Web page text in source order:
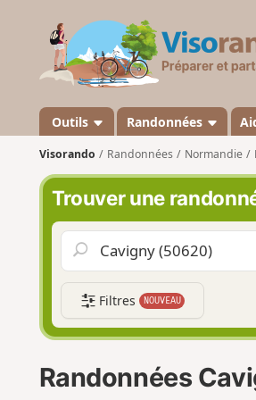
Outils Randonnées
Visorando Randonnées Normandie
Trouver une
Filtres NOUVEAU
Randonnées